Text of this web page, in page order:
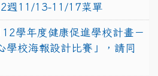
週11/13-11/17菜單
學年度健康促進學校計畫－
學校海報設計比賽」，請同